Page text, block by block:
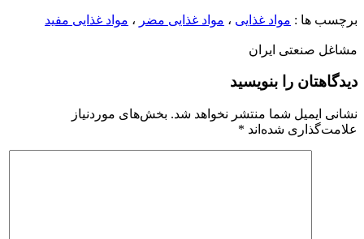
برچسب ها : مواد غذایی ، مواد غذایی مضر ، مواد غذایی مفید
مشاغل صنعتی ایران
دیدگاهتان را بنویسید
نشانی ایمیل شما منتشر نخواهد شد. بخش‌های موردنیاز
علامت‌گذاری شده‌اند *